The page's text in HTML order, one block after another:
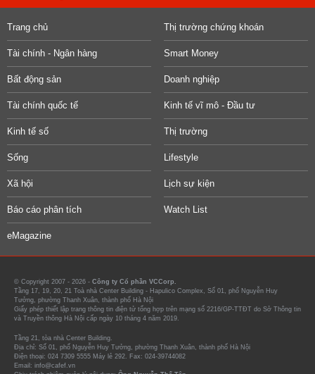
Trang chủ Thị trường chứng khoán
Tài chính - Ngân hàng Smart Money
Bất động sản Doanh nghiệp
Tài chính quốc tế Kinh tế vĩ mô - Đầu tư
Kinh tế số Thị trường
Sống Lifestyle
Xã hội Lịch sự kiện
Báo cáo phân tích Watch List
eMagazine
© Copyright 2007 - 2026 - Công ty Cổ phần VCCorp.
Tầng 17, 19, 20, 21 Toà nhà Center Building - Hapulico Complex, Số 01, phố Nguyễn Huy
Tưởng, phường Thanh Xuân, thành phố Hà Nội
Giấy phép thiết lập trang thông tin điện tử tổng hợp trên mạng số 2216/GP-TTĐT do Sở Thông tin
và Truyền thông Hà Nội cấp ngày 10 tháng 4 năm 2019.
Tầng 21, tòa nhà Center Building.
Địa chỉ: Số 01, phố Nguyễn Huy Tưởng, phường Thanh Xuân, thành phố Hà Nội
Điện thoại: 024 7309 5555 Máy lẻ 292. Fax: 024-39744082
Email: info@cafef.vn